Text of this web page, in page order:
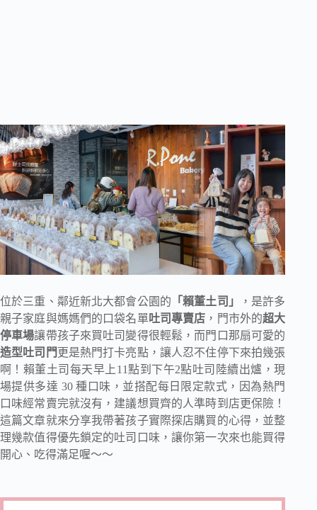
位於三重、鄰近新北大都會公園的 「賴董土司」
，是許多
親子家庭與媽媽們的口袋名單 吐司專賣店 ，門市外的超大
停車場讓帶孩子來買吐司變得很輕鬆，而門口那扇可愛的
造型吐司門 更是熱門打卡亮點，讓人忍不住停下來拍幾張
啊！賴董土司每天早上11點到下午2點吐司陸續出爐，現
場提供多達 30 種口味，並搭配每日限定款式，因為熱門
口味經常賣完就沒有，建議想買齊的人準時到店更保險！
這篇文章就來分享我帶著孩子實際探店購買的心得，並整
理幾款值得優先鎖定的吐司口味，讓你第一次來也能買得
開心、吃得滿足喔～～